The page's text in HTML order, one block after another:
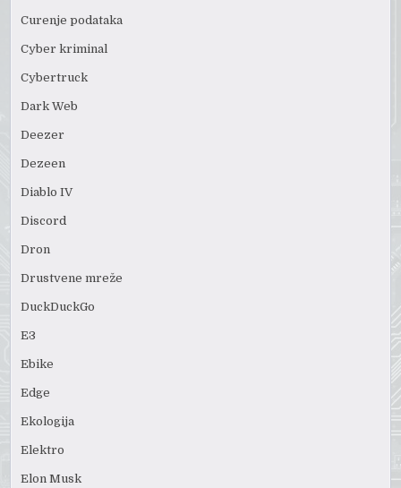
Curenje podataka
Cyber kriminal
Cybertruck
Dark Web
Deezer
Dezeen
Diablo IV
Discord
Dron
Drustvene mreže
DuckDuckGo
E3
Ebike
Edge
Ekologija
Elektro
Elon Musk